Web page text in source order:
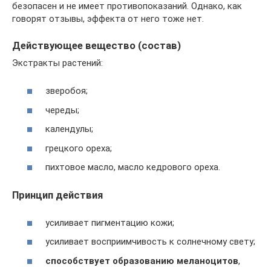
безопасен и не имеет противопоказаний. Однако, как
говорят отзывы, эффекта от него тоже нет.
Действующее вещество (состав)
Экстракты растений:
зверобоя;
череды;
календулы;
грецкого ореха;
пихтовое масло, масло кедрового ореха.
Принцип действия
усиливает пигментацию кожи;
усиливает восприимчивость к солнечному свету;
способствует образованию меланоцитов,